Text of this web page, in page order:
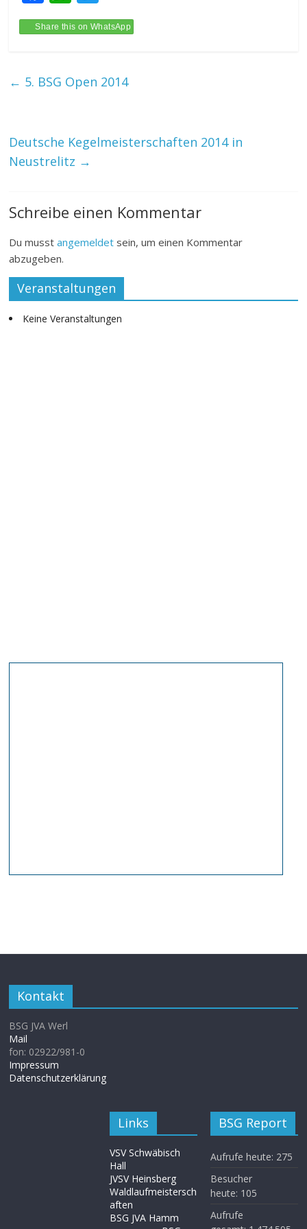
ac
e
o
h
at
A
w
itt
Share this on WhatsApp
← 5. BSG Open 2014
Deutsche Kegelmeisterschaften 2014 in
Neustrelitz →
Schreibe einen Kommentar
Du musstangemeldet sein, um einen Kommentar
abzugeben.
Veranstaltungen
Keine Veranstaltungen
Kontakt
BSG JVA Werl
Mail
fon: 02922/981-0
Impressum
Datenschutzerklärung
Links
VSV Schwäbisch
Hall
JVSV Heinsberg
Waldlaufmeistersch
aften
BSG JVA Hamm
BSG Report
Aufrufe heute: 275
Besucher
heute: 105
Aufrufe